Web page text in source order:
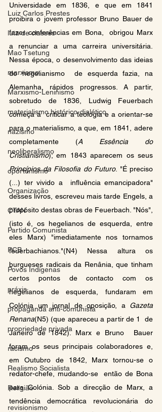
Luiz Carlos Prestes
luta de classes
Mao Tsetung
marxismo
Marxismo-Leninismo
materialismo histórico-dialético
nazismo
neoliberalismo
oportunismo
Organização
OTAN
Partido Comunista
PCB
Povos Indígenas
práxis
propaganda anti-comunista
propriedade privada
racismo
Realismo Socialista
Religião
revisionismo
Universidade em 1836, e que em 1841
proibira o jovem professor Bruno Bauer de
fazer conferências em Bona,  obrigou Marx
a renunciar a uma carreira universitária.
Nessa época, o desenvolvimento das ideias
do hegelianismo  de esquerda fazia, na
Alemanha, rápidos progressos. A partir,
sobretudo de 1836, Ludwig Feuerbach
começa a  criticar a teologia e a orientar-se
para o materialismo, a que, em 1841, adere
completamente (A Essência do
Cristianismo
Princípios da Filosofia do Futuro. "É preciso
(...) ter vivido a  influência emancipadora"
desses livros, escreveu mais tarde Engels, a
propósito destas obras de Feuerbach. "Nós",
(isto é, os hegelianos de esquerda, entre
eles Marx) "imediatamente nos tornamos
feuerbachianos."(N4) Nessa altura os
burgueses radicais da Renânia, que tinham
certos pontos de contacto com os
hegelianos de esquerda, fundaram em
Colónia um jornal de oposição, a Gazeta
Renana(N5) (que apareceu a partir de 1  de
Janeiro de 1842). Marx e Bruno  Bauer
foram os seus principais colaboradores e,
em Outubro de 1842, Marx tornou-se o
redator-chefe, mudando-se  então de Bona
para Colónia. Sob a direcção de Marx, a
tendência democrática revolucionária do